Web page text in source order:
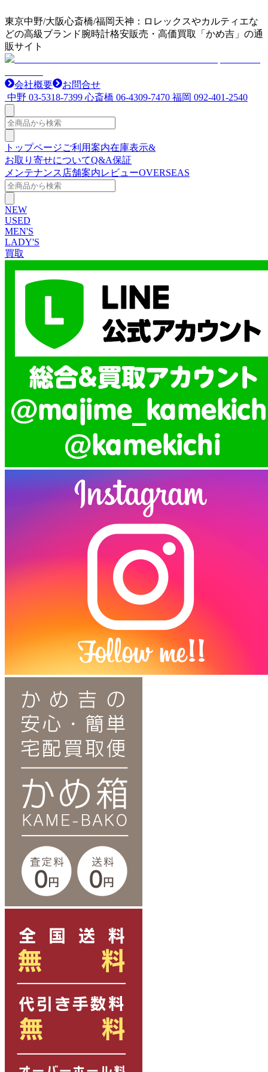
東京中野/大阪心斎橋/福岡天神：ロレックスやカルティエな
どの高級ブランド腕時計格安販売・高価買取「かめ吉」の通
販サイト
会社概要
お問合せ
中野 03-5318-7399 心斎橋 06-4309-7470 福岡 092-401-2540
トップページご利用案内在庫表示&
お取り寄せについてQ&A保証
メンテナンス 店舗案内レビューOVERSEAS
NEW
USED
MEN'S
LADY'S
買取